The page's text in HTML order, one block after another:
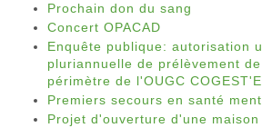
Prochain don du sang
Concert OPACAD
Enquête publique: autorisation
pluriannuelle de prélèvement
périmètre de l'OUGC
Premiers secours en santé
Projet d'ouverture d'une